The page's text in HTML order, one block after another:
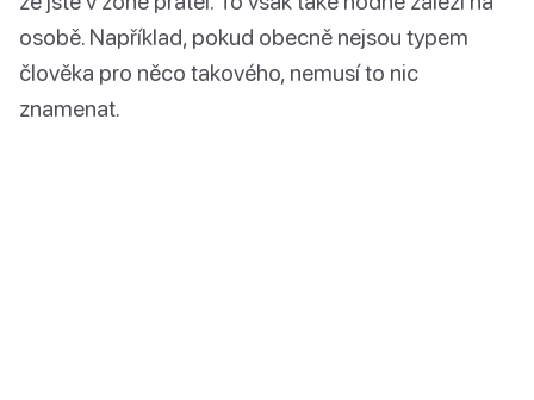
osobě. Například, pokud obecně nejsou typem
člověka pro něco takového, nemusí to nic
znamenat.